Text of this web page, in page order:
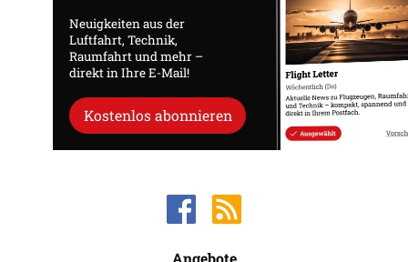
Neuigkeiten aus der
Luftfahrt, Technik,
Raumfahrt und mehr –
direkt in Ihre E-Mail!
Kostenlos abonnieren
Angebote